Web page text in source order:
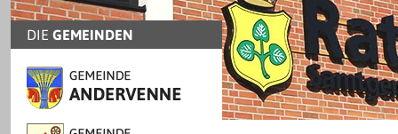
DIE GEMEINDEN